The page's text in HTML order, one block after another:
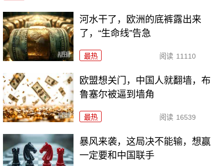
河水干了，欧洲的底裤露出来
了，“生命线”告急
最热 阅读 11110
欧盟想关门，中国人就翻墙，布
鲁塞尔被逼到墙角
最热 阅读 16539
暴风来袭，这局决不能输，想赢
一定要和中国联手